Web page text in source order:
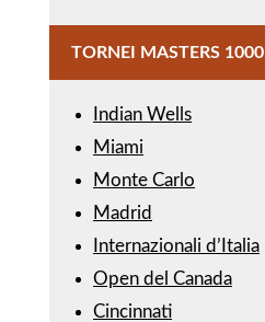
TORNEI MASTERS 1000
Indian Wells
Miami
Monte Carlo
Madrid
Internazionali d’Italia
Open del Canada
Cincinnati